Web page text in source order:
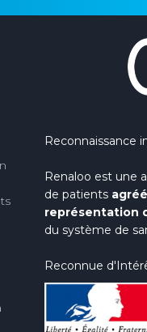
Reconnaissance
Renaloo est une
de patients
représentation
du système de
Reconnue